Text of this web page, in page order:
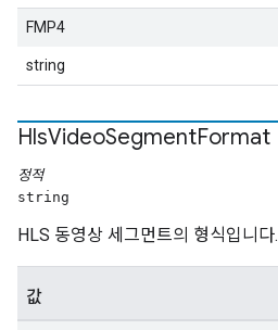
FMP4
string
HlsVideoSegmentFormat
정적
string
HLS 동영상 세그먼트의 형식입니다.
값